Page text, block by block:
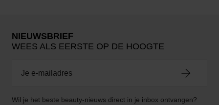
NIEUWSBRIEF
WEES ALS EERSTE OP DE HOOGTE
Wil je het beste beauty-nieuws direct in je inbox ontvangen?